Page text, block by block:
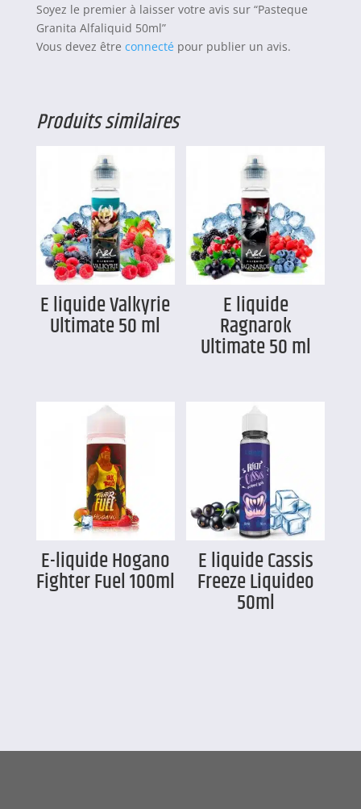
Soyez le premier à laisser votre avis sur “Pasteque
Granita Alfaliquid 50ml”
Vous devez être connecté pour publier un avis.
Produits similaires
E liquide Valkyrie
Ultimate 50 ml
E liquide
Ragnarok
Ultimate 50 ml
E-liquide Hogano
Fighter Fuel 100ml
E liquide Cassis
Freeze Liquideo
50ml